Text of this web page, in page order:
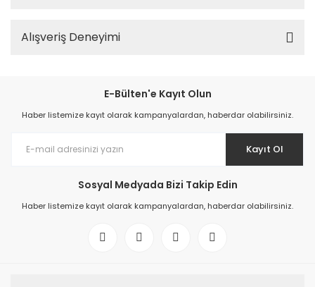
Alışveriş Deneyimi
E-Bülten'e Kayıt Olun
Haber listemize kayıt olarak kampanyalardan, haberdar olabilirsiniz.
Kayıt Ol
Sosyal Medyada Bizi Takip Edin
Haber listemize kayıt olarak kampanyalardan, haberdar olabilirsiniz.